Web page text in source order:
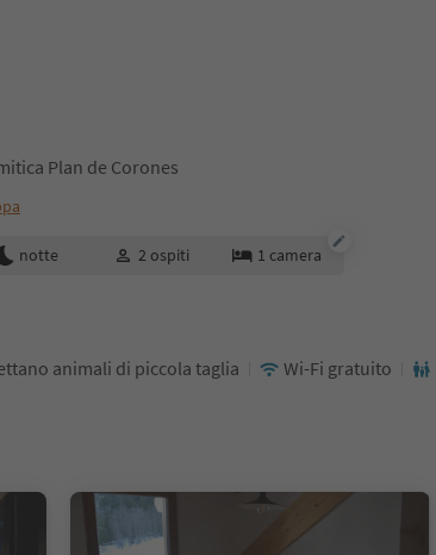
Plan de Corones
notte 2 ospiti 1 camera
animali di piccola taglia Wi-Fi gratuito